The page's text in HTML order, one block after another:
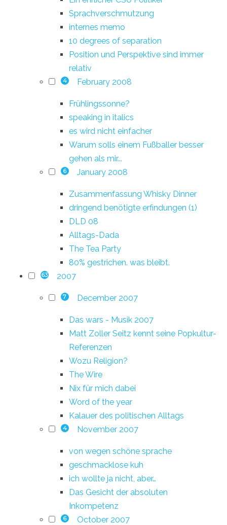
Sprachverschmutzung
internes memo
10 degrees of separation
Position und Perspektive sind immer
relativ
4 February 2008
Frühlingssonne?
speaking in italics
es wird nicht einfacher
Warum solls einem Fußballer besser
gehen als mir...
6 January 2008
Zusammenfassung Whisky Dinner
dringend benötigte erfindungen (1)
DLD 08
Alltags-Dada
The Tea Party
80% gestrichen. was bleibt.
63 2007
7 December 2007
Das wars - Musik 2007
Matt Zoller Seitz kennt seine Popkultur-
Referenzen
Wozu Religion?
The Wire
Nix für mich dabei
Word of the year
Kalauer des politischen Alltags
4 November 2007
von wegen schöne sprache
geschmacklose kuh
ich wollte ja nicht, aber…
Das Gesicht der absoluten
Inkompetenz
6 October 2007